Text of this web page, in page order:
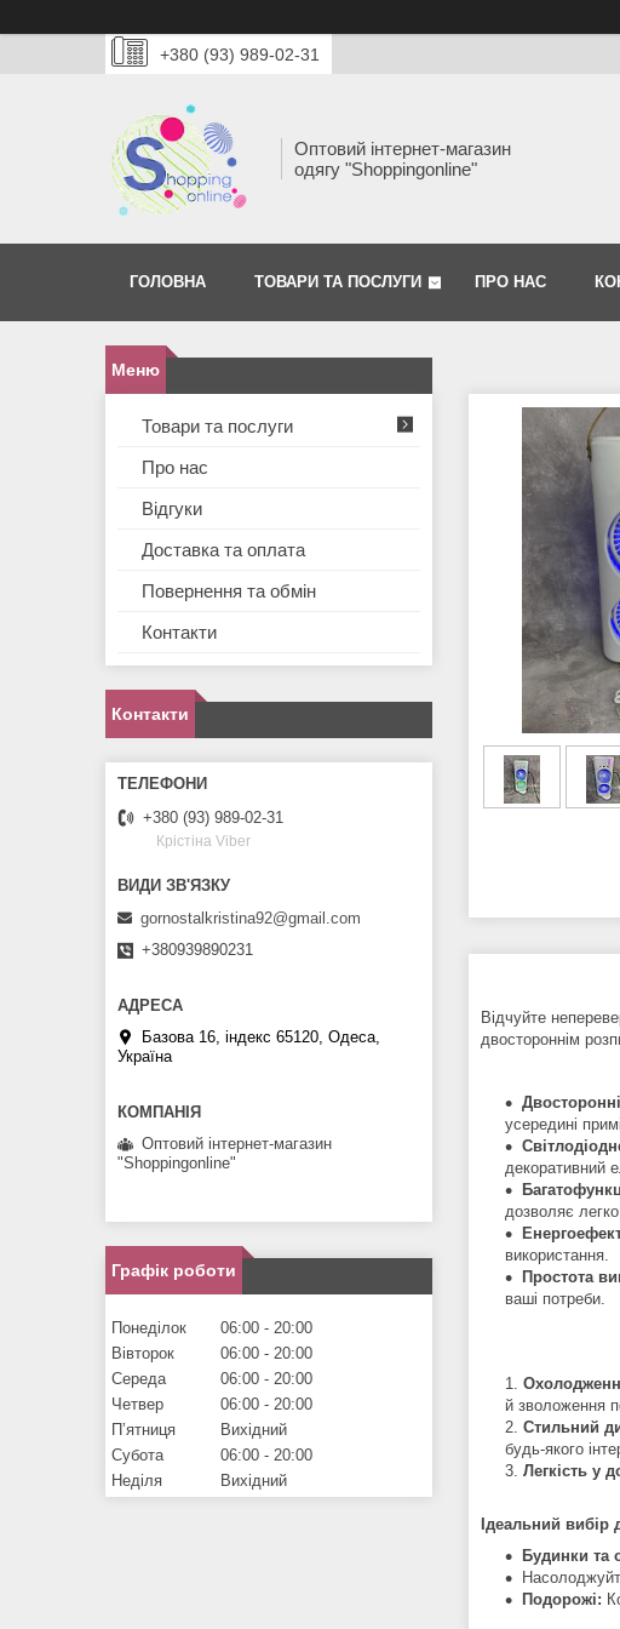
+380 (93) 989-02-31
Оптовий інтернет-магазин
одягу "Shoppingonline"
ГОЛОВНА ТОВАРИ ТА ПОСЛУГИ ПРО НАС
Відчуйте
двостороннім
усередині
декоративний
дозволяє
використання.
Простота
ваші потреби.
й зволоження
Стильний
будь-якого
Легкість у
Ідеальний вибір
Будинки та
Подорожі:
Товари та послуги
Про нас
Відгуки
Доставка та оплата
Повернення та обмін
Контакти
Контакти
+380 (93) 989-02-31
Крістіна Viber
gornostalkristina92@gmail.com
+380939890231
Базова 16, індекс 65120, Одеса,
Україна
Оптовий інтернет-магазин
"Shoppingonline"
Графік роботи
Понеділок 06:00
20:00
Вівторок
06:00
20:00
Середа
06:00
20:00
Четвер
06:00
20:00
Пʼятниця
Вихідний
Субота
06:00
20:00
Неділя
Вихідний